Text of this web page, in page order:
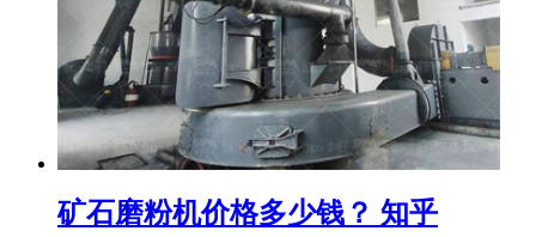
矿石磨粉机价格多少钱？ 知乎